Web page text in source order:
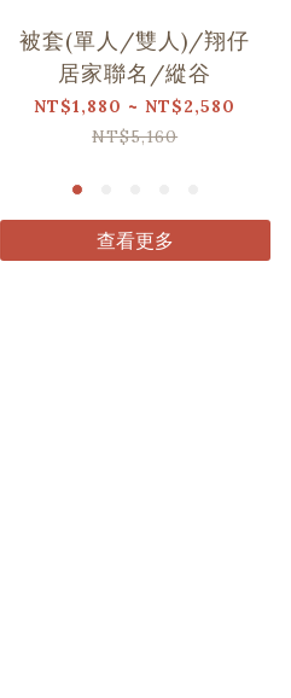
被套(單人/雙人)/翔仔
居家聯名/縱谷
NT$1,880 ~ NT$2,580
NT$5,160
查看更多